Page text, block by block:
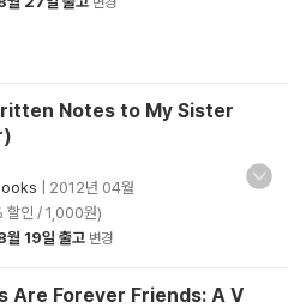
Notes to My Sister
2012년 04월
할인 / 1,000원)
월 19일 출고 변경
Are Forever Friends: A V